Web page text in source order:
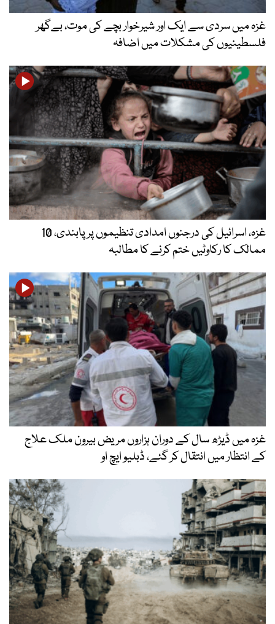
غزہ میں سردی سے ایک اور شیرخوار بچے کی موت، بےگھر
فلسطینیوں کی مشکلات میں اضافہ
غزہ، اسرائیل کی درجنوں امدادی تنظیموں پر پابندی، 10
ممالک کا رکاوٹیں ختم کرنے کا مطالبہ
غزہ میں ڈیڑھ سال کے دوران ہزاروں مریض بیرون ملک علاج
کے انتظار میں انتقال کر گئے، ڈبلیو ایچ او